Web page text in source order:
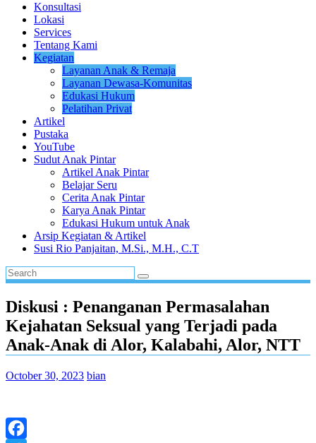
Konsultasi
Lokasi
Services
Tentang Kami
Kegiatan
Layanan Anak & Remaja
Layanan Dewasa-Komunitas
Edukasi Hukum
Pelatihan Privat
Artikel
Pustaka
YouTube
Sudut Anak Pintar
Artikel Anak Pintar
Belajar Seru
Cerita Anak Pintar
Karya Anak Pintar
Edukasi Hukum untuk Anak
Arsip Kegiatan & Artikel
Susi Rio Panjaitan, M.Si., M.H., C.T
Diskusi : Penanganan Permasalahan
Kejahatan Seksual yang Terjadi pada
Anak-Anak di Alor, Kalabahi, Alor, NTT
October 30, 2023 bian